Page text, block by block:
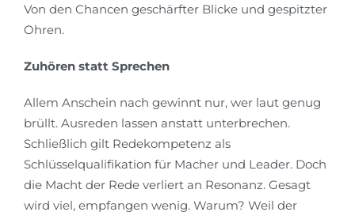
Von den Chancen geschärfter Blicke und gespitzter
Ohren.
Zuhören statt Sprechen
Allem Anschein nach gewinnt nur, wer laut genug
brüllt. Ausreden lassen anstatt unterbrechen.
Schließlich gilt Redekompetenz als
Schlüsselqualifikation für Macher und Leader. Doch
die Macht der Rede verliert an Resonanz. Gesagt
wird viel, empfangen wenig. Warum? Weil der